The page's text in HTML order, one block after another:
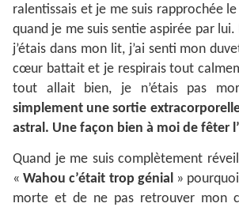
ralentissais et je me suis rapprochée
quand je me suis sentie aspirée par lui.
j’étais dans mon lit, j’ai senti mon
cœur battait et je respirais tout
tout allait bien, je n’étais pas
simplement une sortie
astral. Une façon bien à moi de fêter
Quand je me suis complètement
«Wahou c’était trop génial »
morte et de ne pas retrouver mon